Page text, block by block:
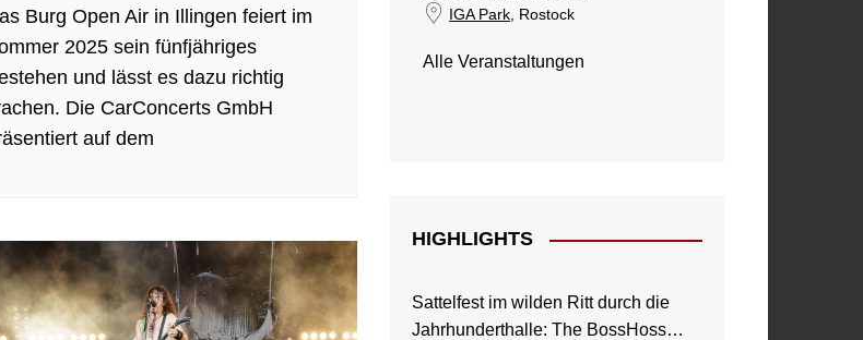
Burg Open Air in Illingen feiert im
2025 sein fünfjähriges
und lässt es dazu richtig
Die CarConcerts GmbH
auf dem
IGA Park, Rostock
Alle Veranstaltungen
HIGHLIGHTS
Sattelfest im wilden Ritt durch die
Jahrhunderthalle: The BossHoss